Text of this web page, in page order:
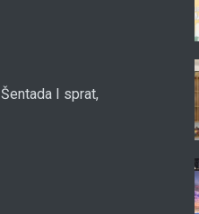
I sprat,